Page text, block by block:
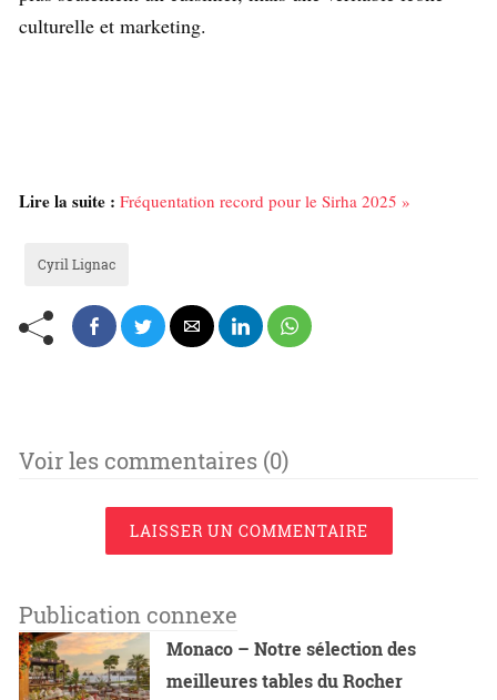
culturelle et marketing.
Lire la suite : Fréquentation record pour le Sirha 2025 »
Cyril Lignac
Voir les commentaires (0)
LAISSER UN COMMENTAIRE
Publication connexe
Monaco – Notre sélection des
meilleures tables du Rocher